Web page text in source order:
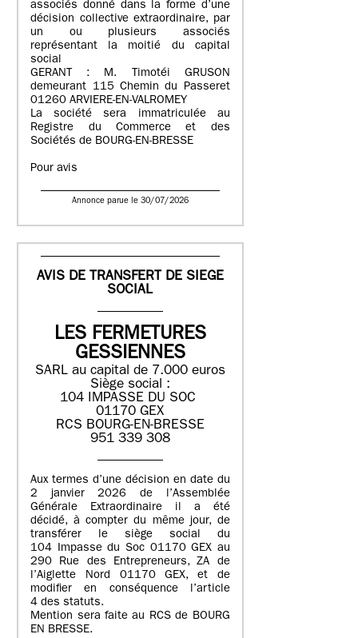
associés donné dans la forme d’une
décision collective extraordinaire, par
un ou plusieurs associés
représentant la moitié du capital
social
GERANT : M. Timotéi GRUSON
demeurant 115 Chemin du Passeret
01260 ARVIERE-EN-VALROMEY
La société sera immatriculée au
Registre du Commerce et des
Sociétés de BOURG-EN-BRESSE
Pour avis
Annonce parue le 30/07/2026
AVIS DE TRANSFERT DE SIEGE
SOCIAL
LES FERMETURES
GESSIENNES
SARL au capital de 7.000 euros
Siège social :
104 IMPASSE DU SOC
01170 GEX
RCS BOURG-EN-BRESSE
951 339 308
Aux termes d’une décision en date du
2 janvier 2026 de l’Assemblée
Générale Extraordinaire il a été
décidé, à compter du même jour, de
transférer le siège social du
104 Impasse du Soc 01170 GEX au
290 Rue des Entrepreneurs, ZA de
l’Aiglette Nord 01170 GEX, et de
modifier en conséquence l’article
4 des statuts.
Mention sera faite au RCS de BOURG
EN BRESSE.